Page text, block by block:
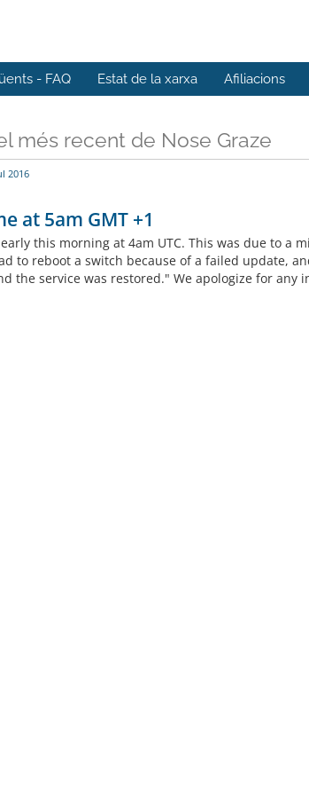
- FAQ Estat de la xarxa Afiliacions
més recent de Nose Graze
2016
at 5am GMT +1
this morning at 4am UTC. This was due to a
to reboot a switch because of a failed update,
the service was restored." We apologize for any